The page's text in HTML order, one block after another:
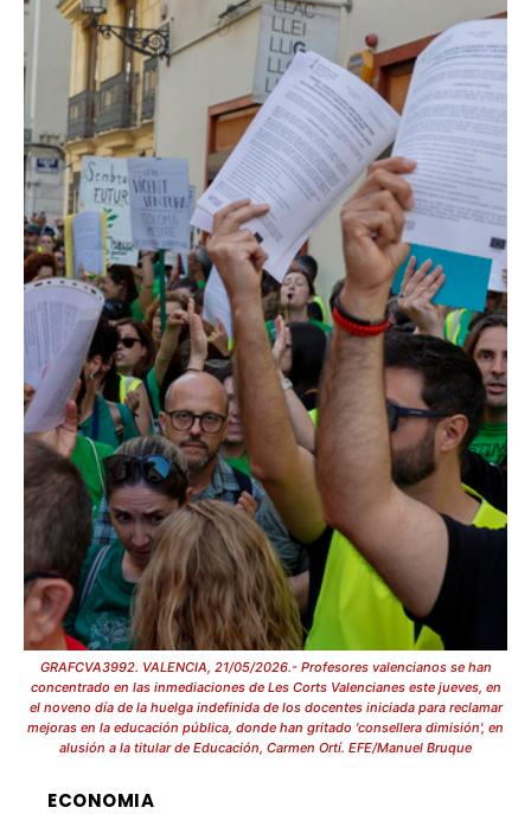
GRAFCVA3992. VALENCIA, 21/05/2026.- Profesores valencianos se han
concentrado en las inmediaciones de Les Corts Valencianes este jueves, en
el noveno día de la huelga indefinida de los docentes iniciada para reclamar
mejoras en la educación pública, donde han gritado 'consellera dimisión', en
alusión a la titular de Educación, Carmen Ortí. EFE/Manuel Bruque
ECONOMIA